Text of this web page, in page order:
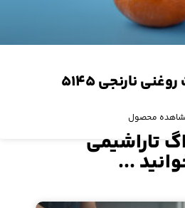
نارنجی ۵۱۴۵
محصول
تاراشیمی
...